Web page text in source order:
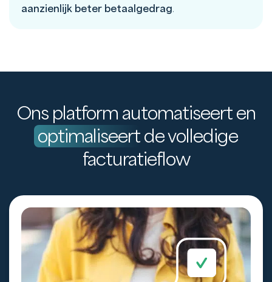
aanzienlijk beter betaalgedrag.
Ons platform automatiseert en
optimaliseert de volledige
facturatieflow